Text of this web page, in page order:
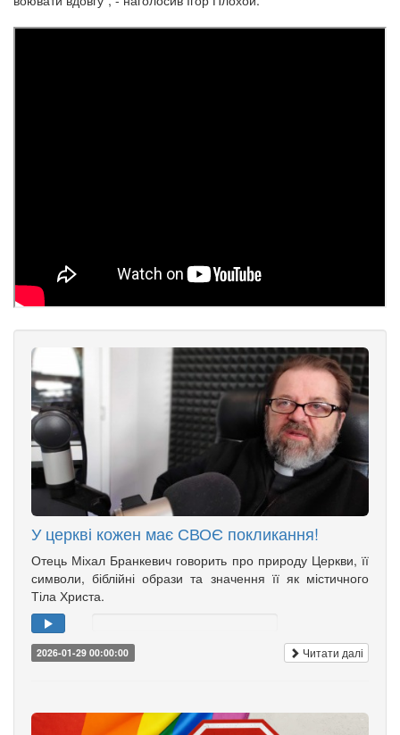
У церкві кожен має СВОЄ покликання!
Отець Міхал Бранкевич говорить про природу Церкви, її
символи, біблійні образи та значення її як містичного
Тіла Христа.
2026-01-29 00:00:00 Читати далі